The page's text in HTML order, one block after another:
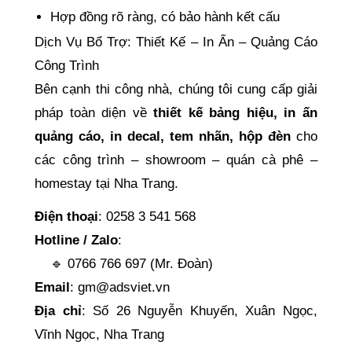
Hợp đồng rõ ràng, có bảo hành kết cấu
Dịch Vụ Bổ Trợ: Thiết Kế – In Ấn – Quảng Cáo
Công Trình
Bên cạnh thi công nhà, chúng tôi cung cấp giải
pháp toàn diện vềthiết kế bảng hiệu, in ấn
quảng cáo, in decal, tem nhãn, hộp đèn cho
các công trình – showroom – quán cà phê –
homestay tại Nha Trang.
Điện thoại: 0258 3 541 568
Hotline / Zalo:
🔹 0766 766 697 (Mr. Đoàn)
Email: gm@adsviet.vn
Địa chỉ: Số 26 Nguyễn Khuyến, Xuân Ngọc,
Vĩnh Ngọc, Nha Trang